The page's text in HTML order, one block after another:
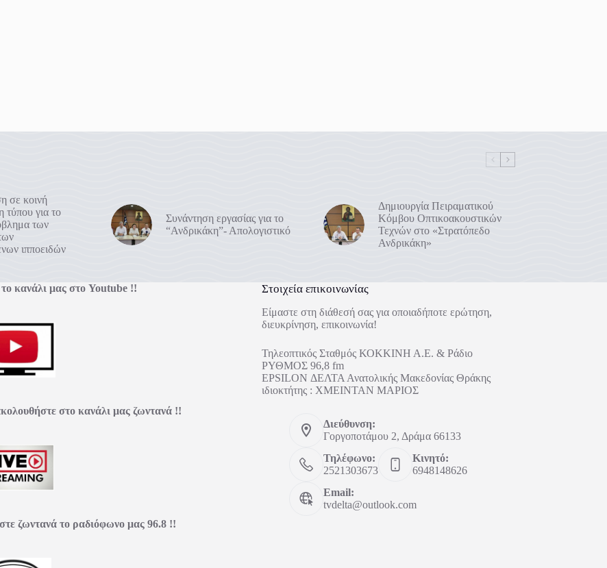
σε κοινή
τύπου για το
των
ιπποειδών
Συνάντηση εργασίας για το
“Ανδρικάκη”- Απολογιστικό
Δημιουργία Πειραματικού
Κόμβου Οπτικοακουστικών
Τεχνών στο «Στρατόπεδο
Ανδρικάκη»
το κανάλι μας στο Youtube !!
στο κανάλι μας ζωντανά !!
ζωντανά το ραδιόφωνο μας 96.8 !!
Στοιχεία επικοινωνίας
Είμαστε στη διάθεσή σας για οποιαδήποτε ερώτηση,
διευκρίνηση, επικοινωνία!
Τηλεοπτικός Σταθμός ΚΟΚΚΙΝΗ Α.Ε. & Ράδιο
ΡΥΘΜΟΣ 96,8 fm
EPSILON ΔΕΛΤΑ Ανατολικής Μακεδονίας Θράκης
ιδιοκτήτης : ΧΜΕΙΝΤΑΝ ΜΑΡΙΟΣ
Διεύθυνση:
Γοργοποτάμου 2, Δράμα 66133
Τηλέφωνο:
2521303673
Κινητό:
6948148626
Email:
tvdelta@outlook.com